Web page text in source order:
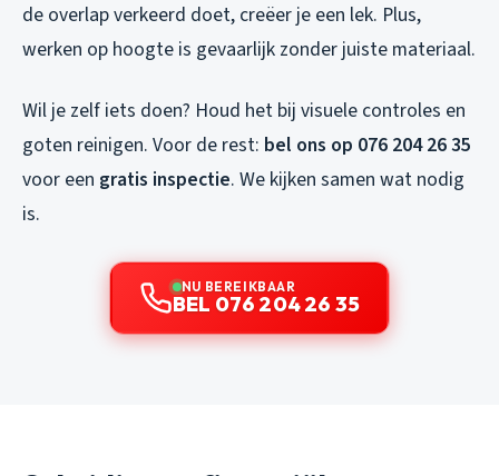
de overlap verkeerd doet, creëer je een lek. Plus,
werken op hoogte is gevaarlijk zonder juiste materiaal.
Wil je zelf iets doen? Houd het bij visuele controles en
goten reinigen. Voor de rest: bel ons op 076 204 26 35
voor een gratis inspectie. We kijken samen wat nodig
is.
NU BEREIKBAAR
BEL 076 204 26 35